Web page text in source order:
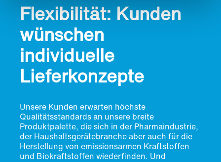
Flexibilität: Kunden
wünschen
individuelle
Lieferkonzepte
Unsere Kunden erwarten höchste
Qualitätsstandards an unsere breite
Produktpalette, die sich in der Pharmaindustrie,
der Haushaltsgerätebranche aber auch für die
Herstellung von emissionsarmen Kraftstoffen
und Biokraftstoffen wiederfinden. Und